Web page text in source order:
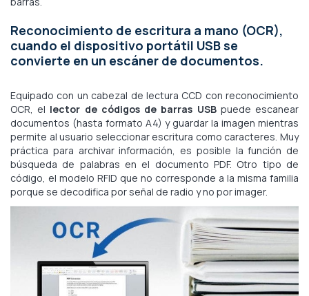
Reconocimiento de escritura a mano (OCR),
cuando el dispositivo portátil USB se
convierte en un escáner de documentos.
Equipado con un cabezal de lectura CCD con reconocimiento
OCR, el lector de códigos de barras USBpuede escanear
documentos (hasta formato A4) y guardar la imagen mientras
permite al usuario seleccionar escritura como caracteres. Muy
práctica para archivar información, es posible la función de
búsqueda de palabras en el documento PDF. Otro tipo de
código, el modelo RFID que no corresponde a la misma familia
porque se decodifica por señal de radio y no por imager.